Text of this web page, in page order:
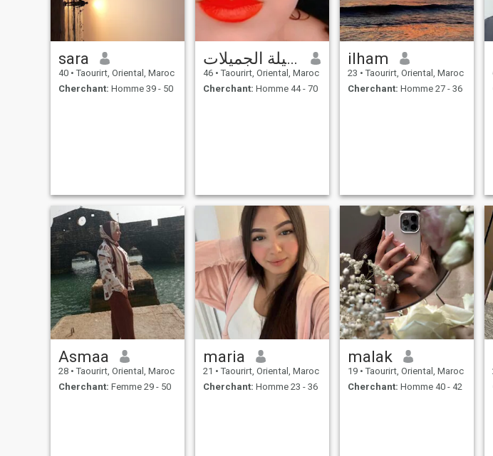
sara
40 • Taourirt, Oriental, Maroc
Cherchant: Homme 39 - 50
جميلة الجميلات
46 • Taourirt, Oriental, Maroc
Cherchant: Homme 44 - 70
ilham
23 • Taourirt, Oriental, Maroc
Cherchant: Homme 27 - 36
Asmaa
28 • Taourirt, Oriental, Maroc
Cherchant: Femme 29 - 50
maria
21 • Taourirt, Oriental, Maroc
Cherchant: Homme 23 - 36
malak
19 • Taourirt, Oriental, Maroc
Cherchant: Homme 40 - 42